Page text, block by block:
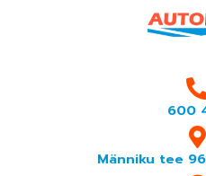
600
Männiku tee